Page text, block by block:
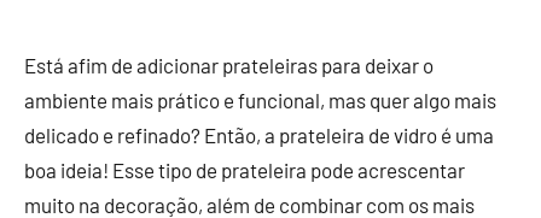
Está afim de adicionar prateleiras para deixar o
ambiente mais prático e funcional, mas quer algo mais
delicado e refinado? Então, a prateleira de vidro é uma
boa ideia! Esse tipo de prateleira pode acrescentar
muito na decoração, além de combinar com os mais